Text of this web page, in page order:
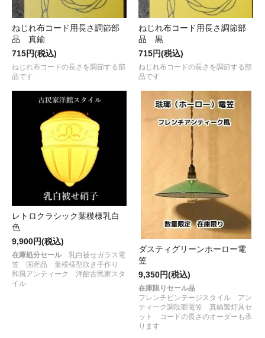
ねじれ布コード用長さ調節部
品 真鍮
715円(税込)
ねじれ布コードの長さを調節する部
品です
ねじれ布コード用長さ調節部
品 黒
715円(税込)
ねじれ布コードの長さを調節する部
品です
レトロクラシック葉模様乳白
色
9,900円(税込)
在庫処分セール 乳白被せガラス電
笠 国産品 葉模様型吹き手作り
和風アンティーク 洋館古民家スタ
イル
ダスティグリーンホーロー電
笠
9,350円(税込)
在庫限りセール品
フレンチビンテージスタイル アン
ティーク調琺瑯電笠 真鍮製灯具セ
ット コードの長さのオーダーも承
ります